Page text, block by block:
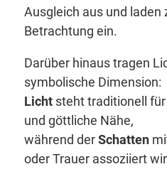
Ausgleich aus und
Betrachtung ein.
Darüber hinaus tragen
symbolische Dimension:
Lichtsteht traditionell
und göttliche Nähe,
während derSchatten
oder Trauer assoziiert